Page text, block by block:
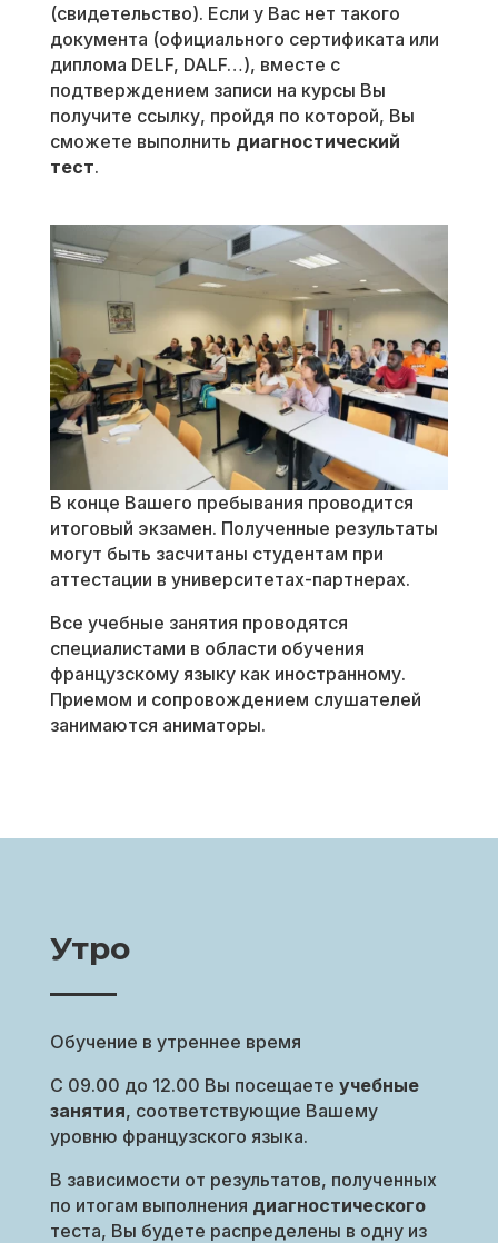
(свидетельство). Если у Вас нет такого
документа (официального сертификата или
диплома DELF, DALF…), вместе с
подтверждением записи на курсы Вы
получите ссылку, пройдя по которой, Вы
сможете выполнить диагностический
тест.
В конце Вашего пребывания проводится
итоговый экзамен. Полученные результаты
могут быть засчитаны студентам при
аттестации в университетах-партнерах.
Все учебные занятия проводятся
специалистами в области обучения
французскому языку как иностранному.
Приемом и сопровождением слушателей
занимаются аниматоры.
Утро
Обучение в утреннее время
С 09.00 до 12.00 Вы посещаете учебные
занятия, соответствующие Вашему
уровню французского языка.
В зависимости от результатов, полученных
по итогам выполнения диагностического
теста, Вы будете распределены в одну из